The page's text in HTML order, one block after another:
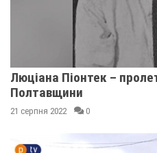
Люціана Піонтек –
Полтавщини
21 серпня 2022 0